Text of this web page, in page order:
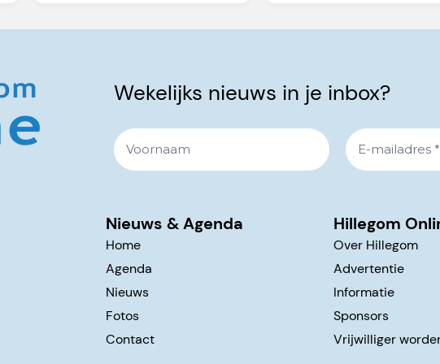
Wekelijks nieuws in je inbox?
Nieuws & Agenda
Home
Agenda
Nieuws
Fotos
Contact
Hillegom
Over Hillegom
Advertentie
Informatie
Sponsors
Vrijwilliger